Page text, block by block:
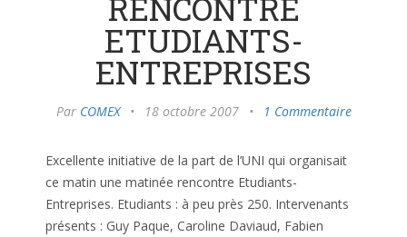
ETUDIANTS-
ENTREPRISES
Par COMEX • 18 octobre 2007 • 1 Commentaire
Excellente initiative de la part de l’UNI qui organisait
ce matin une matinée rencontre Etudiants-
Entreprises. Etudiants : à peu près 250. Intervenants
présents : Guy Paque, Caroline Daviaud, Fabien